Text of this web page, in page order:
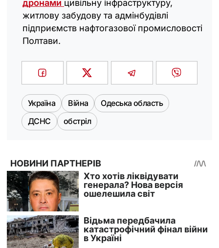
дронами цивільну інфраструктуру,
житлову забудову та адмінбудівлі
підприємств нафтогазової промисловості
Полтави.
Україна Війна
Одеська область
ДСНС
обстріл